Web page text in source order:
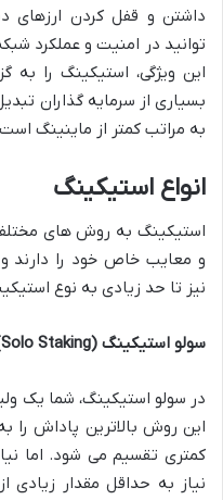
توانید در امنیت و عملکرد
این ویژگی، استیکینگ را
بسیاری از سرمایه گذاران
به مراتب کمتر از ماینینگ
انواع استیکینگ
استیکینگ به روش های
و معایب خاص خود را دارند
نیز تا حد زیادی به نوع
سولو استیکینگ (Solo Staking): مزایا، معایب و الزامات
در سولو استیکینگ، شما یک
این روش بالاترین پاداش را
کمتری تقسیم می شود. اما